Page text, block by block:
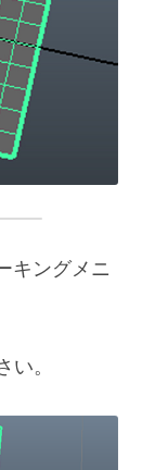
キングメニ
い。